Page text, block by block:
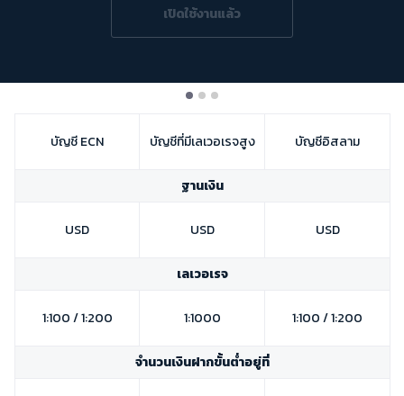
เปิดใช้งานแล้ว
บัญชี ECN บัญชีที่มีเลเวอเรจสูง บัญชีอิสลาม
ฐานเงิน
USD USD USD
เลเวอเรจ
1:100 / 1:200 1:1000 1:100 / 1:200
จำนวนเงินฝากขั้นต่ำอยู่ที่